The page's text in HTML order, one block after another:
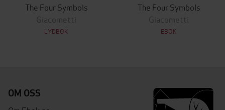
The Four Symbols
Giacometti
LYDBOK
The Four Symbols
Giacometti
EBOK
OM OSS